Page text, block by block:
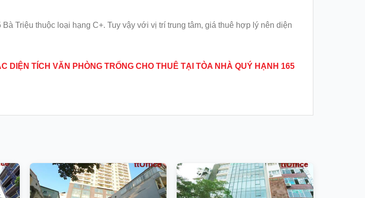
Triệu thuộc loại hạng C+. Tuy vậy với vị trí trung tâm, giá thuê hợp lý nên diện
DIỆN TÍCH VĂN PHÒNG TRỐNG CHO THU Ê TẠI TÒA NHÀ QUÝ HẠNH 165